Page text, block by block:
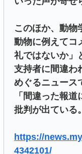
このほか、動物
動物に例えてコ
礼ではないか」
支持者に間違わ
めぐるニュース
「間違った報
批判が出ている。
https://
4342101/